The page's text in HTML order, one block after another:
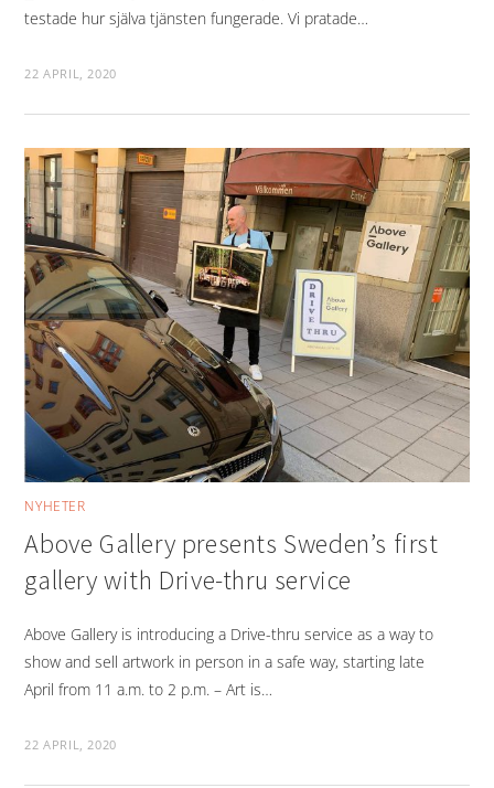
testade hur själva tjänsten fungerade. Vi pratade…
22 APRIL, 2020
NYHETER
Above Gallery presents Sweden’s first
gallery with Drive-thru service
Above Gallery is introducing a Drive-thru service as a way to
show and sell artwork in person in a safe way, starting late
April from 11 a.m. to 2 p.m. – Art is…
22 APRIL, 2020